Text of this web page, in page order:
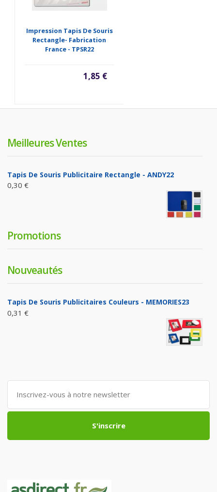
Impression Tapis De Souris
Rectangle- Fabrication
France - TPSR22
1,85 €
Meilleures Ventes
Tapis De Souris Publicitaire Rectangle - ANDY22
0,30 €
Promotions
Nouveautés
Tapis De Souris Publicitaires Couleurs - MEMORIES23
0,31 €
S'inscrire